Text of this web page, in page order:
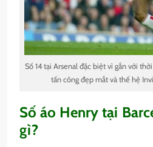
Số 14 tại Arsenal đặc biệt vì gắn với
tấn công đẹp mắt và thế hệ
Số áo Henry tại
gì?